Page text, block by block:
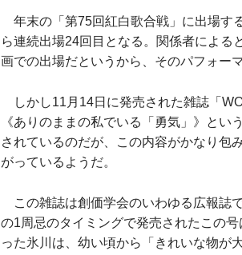
年末の「第75回紅白歌合戦」に出場す
ら連続出場24回目となる。関係者による
画での出場だというから、そのパフォー
しかし11月14日に発売された雑誌「
《ありのままの私でいる「勇気」》と
されているのだが、この内容がかなり包
がっているようだ。
この雑誌は創価学会のいわゆる広報誌
の1周忌のタイミングで発売されたこの
った氷川は、幼い頃から「きれいな物が